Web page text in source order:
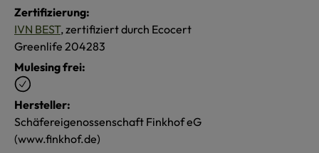
Zertifizierung:
IVN BEST, zertifiziert durch Ecocert
Greenlife 204283
Mulesing frei:
Hersteller:
Schäfereigenossenschaft Finkhof eG
(www.finkhof.de)